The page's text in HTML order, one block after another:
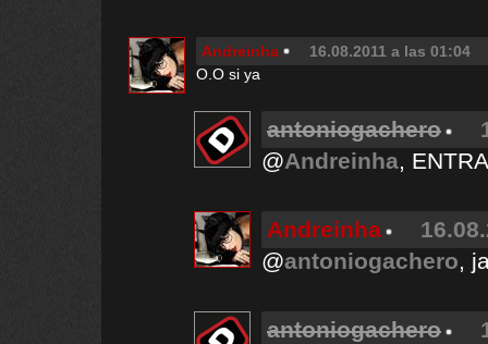
Andreinha
16.08.2011 a las 01:04
O.O si ya
antoniogachero
@Andreinha,
Andreinha
@antoniogachero,
antoniogachero